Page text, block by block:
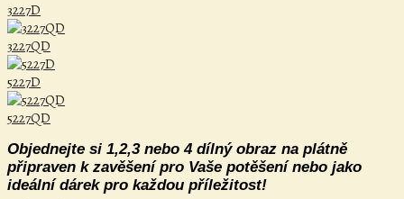
3227D
3227QD
5227D
5227QD
Objednejte si 1,2,3 nebo 4 dílný obraz na plátně
připraven k zavěšení pro Vaše potěšení nebo jako
ideální dárek pro každou příležitost!